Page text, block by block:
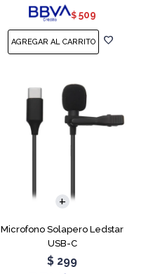
$ 509
Microfono Solapero Ledstar
USB-C
$ 299